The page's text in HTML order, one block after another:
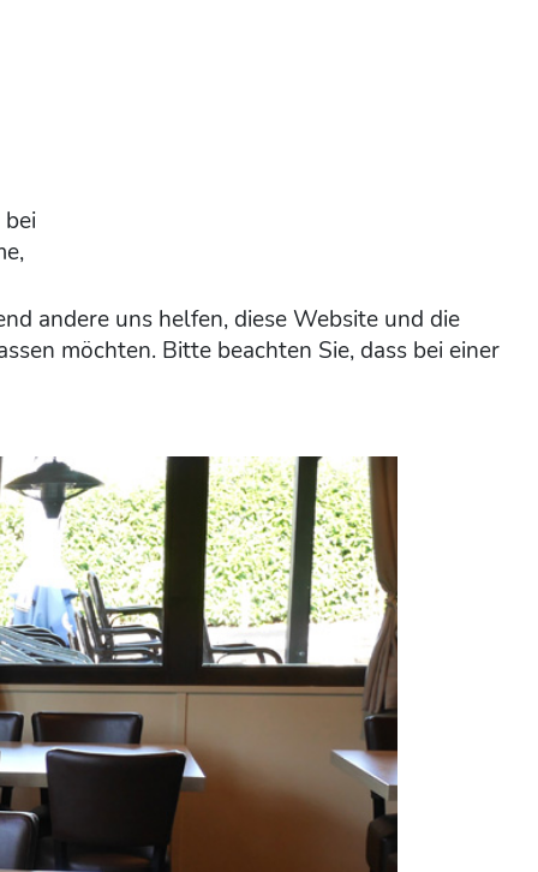
andere uns helfen, diese Website und die
möchten. Bitte beachten Sie, dass bei einer